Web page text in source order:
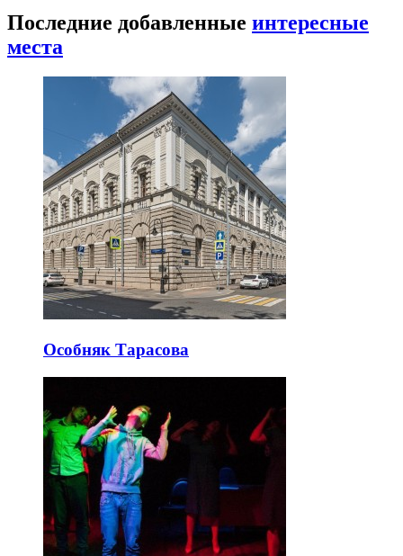
Последние добавленные интересные
места
Особняк Тарасова